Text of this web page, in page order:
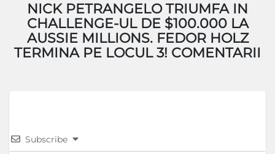
NICK PETRANGELO TRIUMFA IN
CHALLENGE-UL DE $100.000 LA
AUSSIE MILLIONS. FEDOR HOLZ
TERMINA PE LOCUL 3! COMENTARII
Subscribe